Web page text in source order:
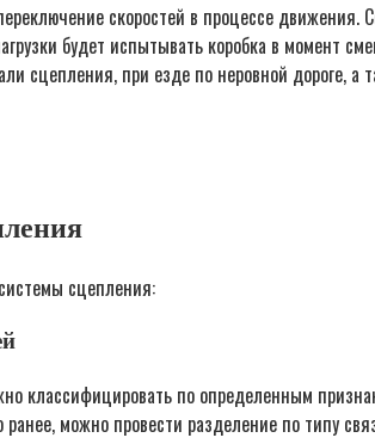
скоростей в процессе
будет испытывать коробка в момент
сцепления, при езде по неровной дороге, а
сцепления:
классифицировать по определенным
можно провести разделение по типу